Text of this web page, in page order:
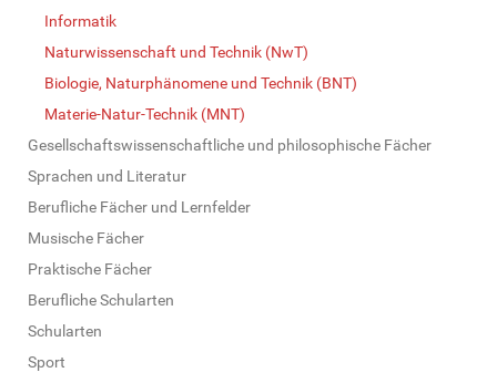
Informatik
Naturwissenschaft und Technik (NwT)
Biologie, Naturphänomene und Technik (BNT)
Materie-Natur-Technik (MNT)
Gesellschaftswissenschaftliche und philosophische Fächer
Sprachen und Literatur
Berufliche Fächer und Lernfelder
Musische Fächer
Praktische Fächer
Berufliche Schularten
Schularten
Sport